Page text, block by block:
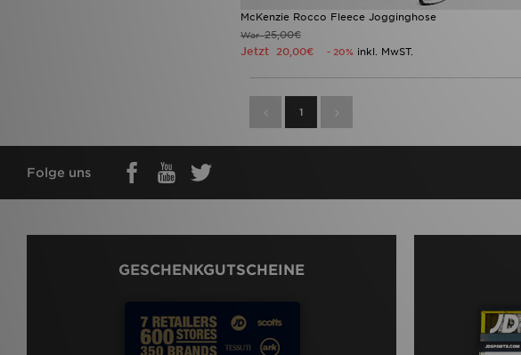
McKenzie Rocco Fleece Jogginghose
War25,00€
Jetzt 20,00€ - 20% inkl. MwST.
1
Folge uns
GESCHENKGUTSCHEINE